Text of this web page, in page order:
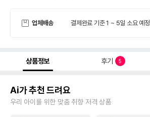
업체배송 결제완료 기준 1 ~ 5일 소요 예정
상품정보 후기 5
Ai가 추천 드려요
우리 아이를 위한 맞춤 취향 저격 상품